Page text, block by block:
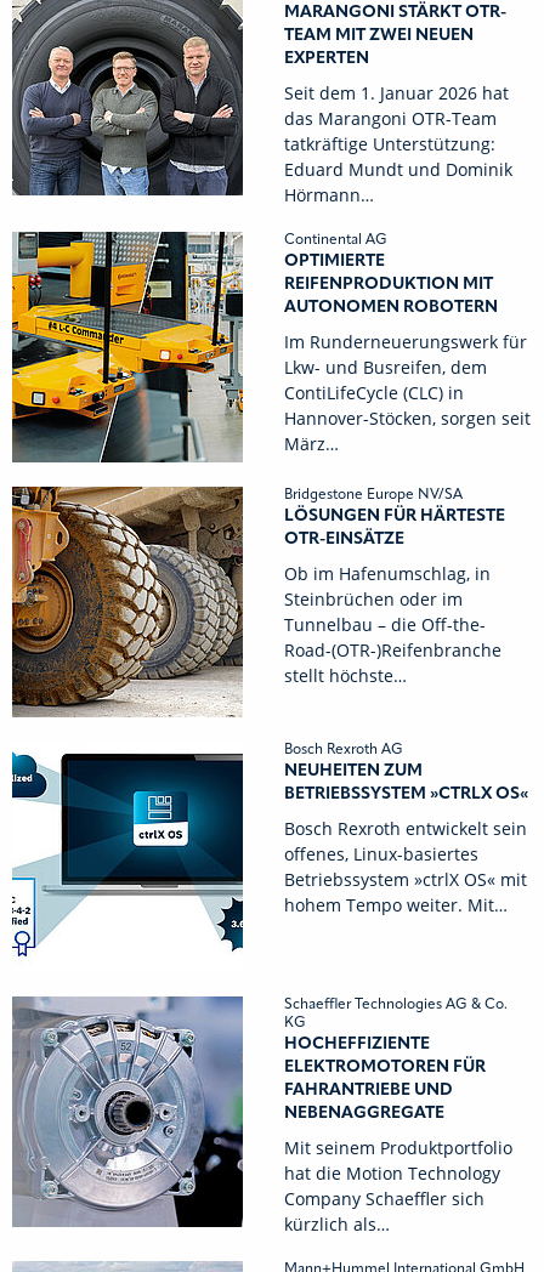
MARANGONI STÄRKT OTR-
TEAM MIT ZWEI NEUEN
EXPERTEN
Seit dem 1. Januar 2026 hat
das Marangoni OTR-Team
tatkräftige Unterstützung:
Eduard Mundt und Dominik
Hörmann…
Continental AG
OPTIMIERTE
REIFENPRODUKTION MIT
AUTONOMEN ROBOTERN
Im Runderneuerungswerk für
Lkw- und Busreifen, dem
ContiLifeCycle (CLC) in
Hannover-Stöcken, sorgen seit
März…
Bridgestone Europe NV/SA
LÖSUNGEN FÜR HÄRTESTE
OTR-EINSÄTZE
Ob im Hafenumschlag, in
Steinbrüchen oder im
Tunnelbau – die Off-the-
Road-(OTR-)Reifenbranche
stellt höchste…
Bosch Rexroth AG
NEUHEITEN ZUM
BETRIEBSSYSTEM »CTRLX OS«
Bosch Rexroth entwickelt sein
offenes, Linux-basiertes
Betriebssystem »ctrlX OS« mit
hohem Tempo weiter. Mit…
Schaeffler Technologies AG & Co.
KG
HOCHEFFIZIENTE
ELEKTROMOTOREN FÜR
FAHRANTRIEBE UND
NEBENAGGREGATE
Mit seinem Produktportfolio
hat die Motion Technology
Company Schaeffler sich
kürzlich als…